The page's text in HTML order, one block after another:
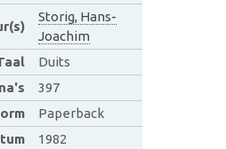
Storig, Hans-
Joachim
Duits
397
Paperback
1982